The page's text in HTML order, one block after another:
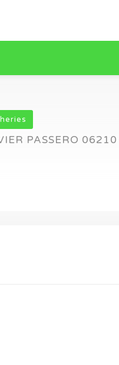
PASSERO